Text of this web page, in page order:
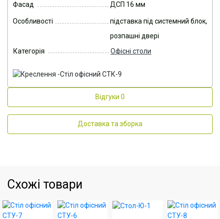
Фасад ДСП 16 мм
Особливості
підставка під системний блок,
розпашні двері
Категорія
Офісні столи
Відгуки 0
Доставка та зборка
Схожі товари